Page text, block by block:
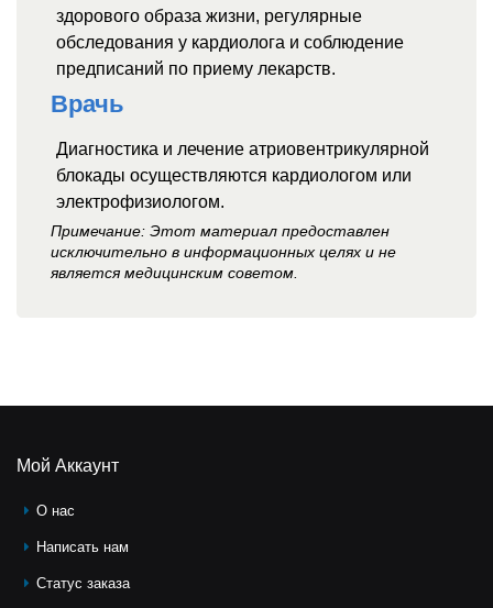
здорового образа жизни, регулярные
обследования у кардиолога и соблюдение
предписаний по приему лекарств.
Врачь
Диагностика и лечение атриовентрикулярной
блокады осуществляются кардиологом или
электрофизиологом.
Примечание: Этот материал предоставлен
исключительно в информационных целях и не
является медицинским советом.
Мой Аккаунт
О нас
Написать нам
Статус заказа